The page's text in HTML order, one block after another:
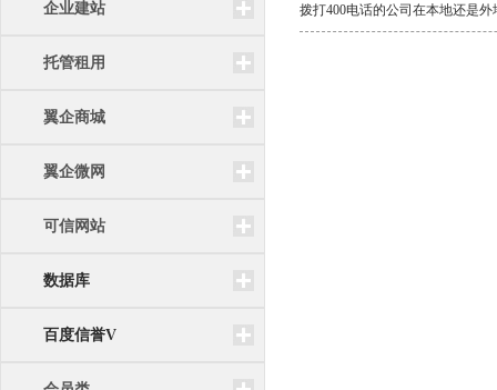
企业建站
托管租用
翼企商城
翼企微网
可信网站
数据库
百度信誉V
拨打400电话的公司在本地还是